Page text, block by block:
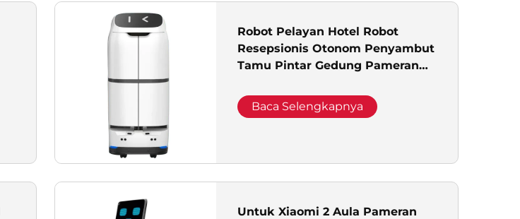
Robot Pelayan Hotel Robot
Resepsionis Otonom Penyambut
Tamu Pintar Gedung Pameran
Barang
Baca Selengkapnya
Untuk Xiaomi 2 Aula Pameran